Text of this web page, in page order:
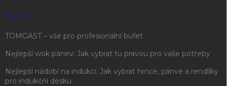
BLOG
TOMGAST – vše pro profesionální bufet
Nejlepší wok pánev: Jak vybrat tu pravou pro vaše potřeby
Nejlepší nádobí na indukci: Jak vybrat hrnce, pánve a rendlíky
pro indukční desku